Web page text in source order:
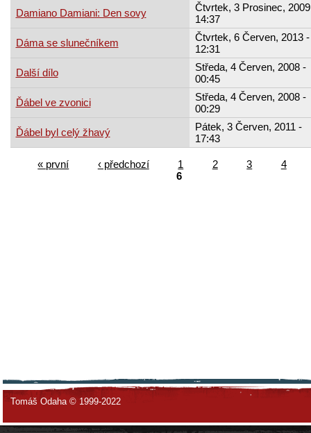
Damiano Damiani: Den sovy
Čtvrtek, 3 Prosinec,
14:37
Dáma se slunečníkem
Čtvrtek, 6 Červen, 2013 -
12:31
Další dílo
Středa, 4 Červen, 2008 -
00:45
Ďábel ve zvonici
Středa, 4 Červen, 2008 -
00:29
Ďábel byl celý žhavý
Pátek, 3 Červen, 2011 -
17:43
« první ‹ předchozí 1 2 3
4
6
Tomáš Odaha © 1999-2022